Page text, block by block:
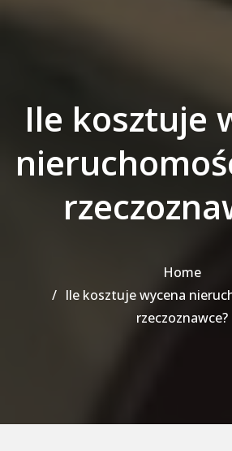
Ile kosztuje
Home
Ile kosztuje wycena
rzeczoznawce?